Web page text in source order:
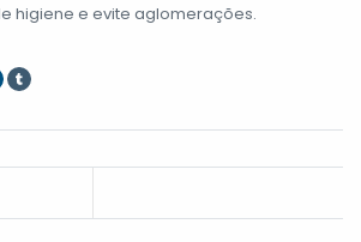
higiene e evite aglomerações.